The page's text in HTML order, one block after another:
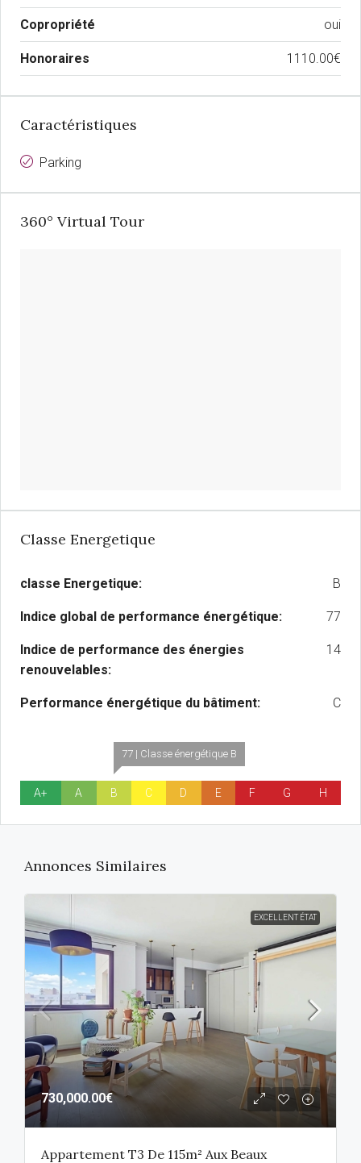
Copropriété oui
Honoraires 1110.00€
Caractéristiques
Parking
360° Virtual Tour
Classe Energetique
classe Energetique: B
Indice global de performance énergétique: 77
Indice de performance des énergies
renouvelables:
14
Performance énergétique du bâtiment: C
A+ A
77 | Classe énergétique B
B C D E F G H
Annonces Similaires
EXCELLENT ÉTAT
730,000.00€
Appartement T3 De 115m² Aux Beaux